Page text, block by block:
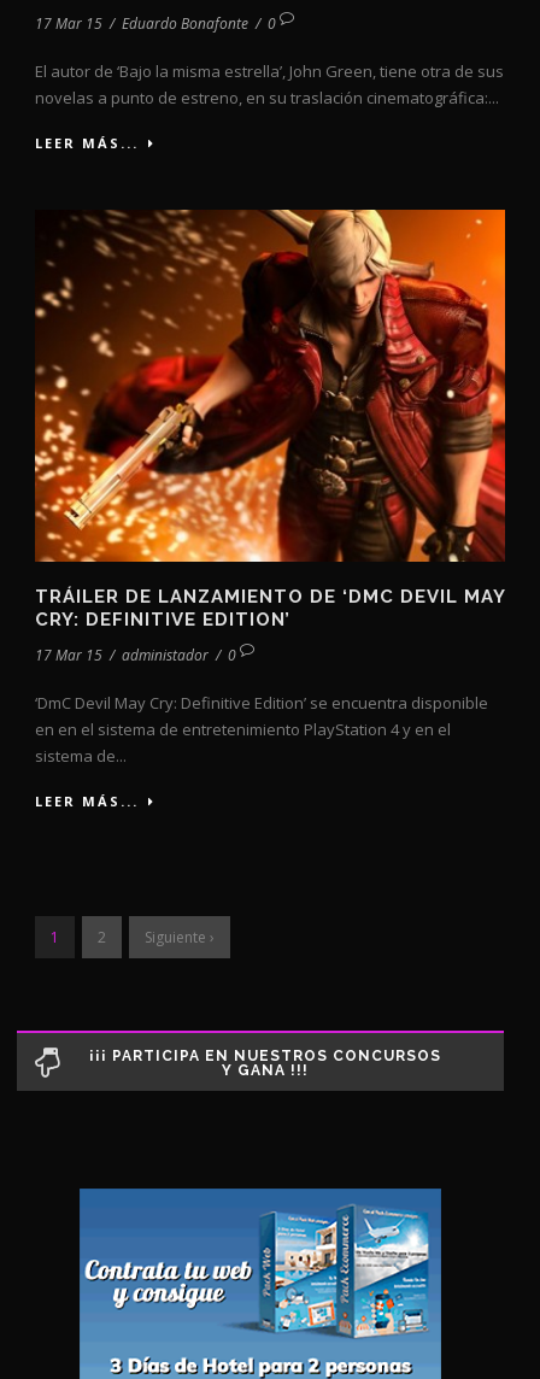
17 Mar 15 / Eduardo Bonafonte / 0
El autor de ‘Bajo la misma estrella’, John Green, tiene otra de sus
novelas a punto de estreno, en su traslación cinematográfica:...
LEER MÁS...
TRÁILER DE LANZAMIENTO DE ‘DMC DEVIL MAY
CRY: DEFINITIVE EDITION’
17 Mar 15 / administador / 0
‘DmC Devil May Cry: Definitive Edition’ se encuentra disponible
en en el sistema de entretenimiento PlayStation 4 y en el
sistema de...
LEER MÁS...
1 2 Siguiente ›
¡¡¡ PARTICIPA EN NUESTROS CONCURSOS
Y GANA !!!